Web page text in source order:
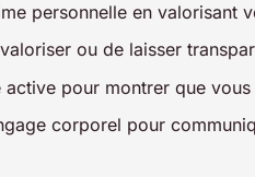
personnelle en valorisant
ou de laisser
active pour montrer que
corporel pour